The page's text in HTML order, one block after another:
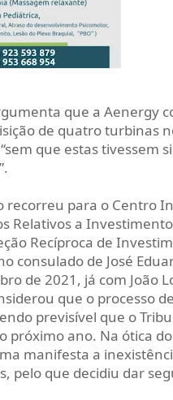
que a Aenergy
de quatro turbinas
que estas tivessem
recorreu para o Centro
Relativos a
Recíproca de
consulado de José
de 2021, já com João
que o processo
previsível que o
próximo ano. Na ótica
manifesta a
pelo que decidiu dar